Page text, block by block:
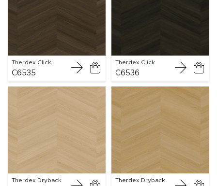
Therdex Click
C6535
Therdex Click
C6536
Therdex Dryback Therdex Dryback